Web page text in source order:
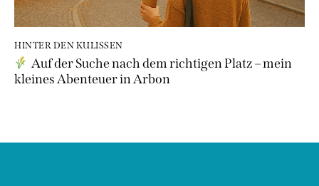
HINTER DEN KULISSEN
Auf der Suche nach dem richtigen Platz – mein
kleines Abenteuer in Arbon